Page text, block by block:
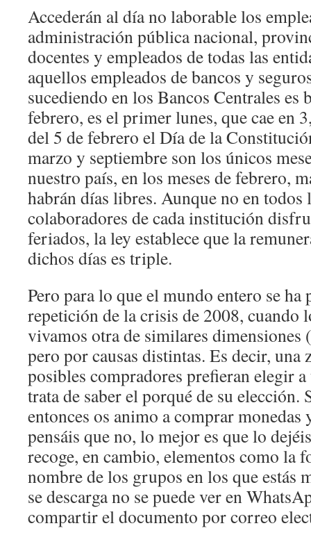
Accederán al día no laborable los
administración pública nacional,
docentes y empleados de todas las
aquellos empleados de bancos y
sucediendo en los Bancos Centrales es
febrero, es el primer lunes, que cae en
del 5 de febrero el Día de la
marzo y septiembre son los únicos
nuestro país, en los meses de febrero,
habrán días libres. Aunque no en todos
colaboradores de cada institución
feriados, la ley establece que la
dichos días es triple.
Pero para lo que el mundo entero se ha
repetición de la crisis de 2008, cuando
vivamos otra de similares dimensiones
pero por causas distintas. Es decir, una
posibles compradores prefieran elegir
trata de saber el porqué de su elección.
entonces os animo a comprar
pensáis que no, lo mejor es que lo
recoge, en cambio, elementos como la
nombre de los grupos en los que estás
se descarga no se puede ver en
compartir el documento por correo